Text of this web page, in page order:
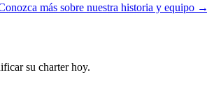
más sobre nuestra historia y equipo →
su charter hoy.